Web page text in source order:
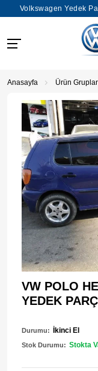
Volkswagen Yedek
Anasayfa Ürün
VW POLO
YEDEK
Durumu: İkinci El
Stok Durumu: Stokta